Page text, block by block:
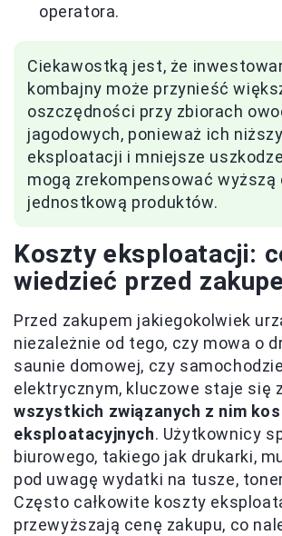
operatora.
Ciekawostką jest, że
kombajny może przynieść
oszczędności przy zbiorach
jagodowych, ponieważ ich
eksploatacji i mniejsze
mogą zrekompensować wyższą
jednostkową produktów.
Koszty eksploatacji:
wiedzieć przed
Przed zakupem jakiegokolwiek
niezależnie od tego, czy mowa o
saunie domowej, czy samochodzie
elektrycznym, kluczowe staje się
wszystkich związanych z nim
eksploatacyjnych. Użytkownicy
biurowego, takiego jak drukarki,
pod uwagę wydatki na tusze,
Często całkowite koszty
przewyższają cenę zakupu, co